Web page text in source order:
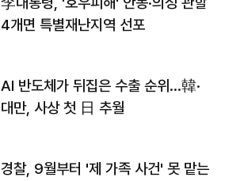
4개면 특별재난지역 선포
AI 반도체가 뒤집은 수출 순위…韓·
대만, 사상 첫 日 추월
경찰, 9월부터 '제 가족 사건' 못 맡는